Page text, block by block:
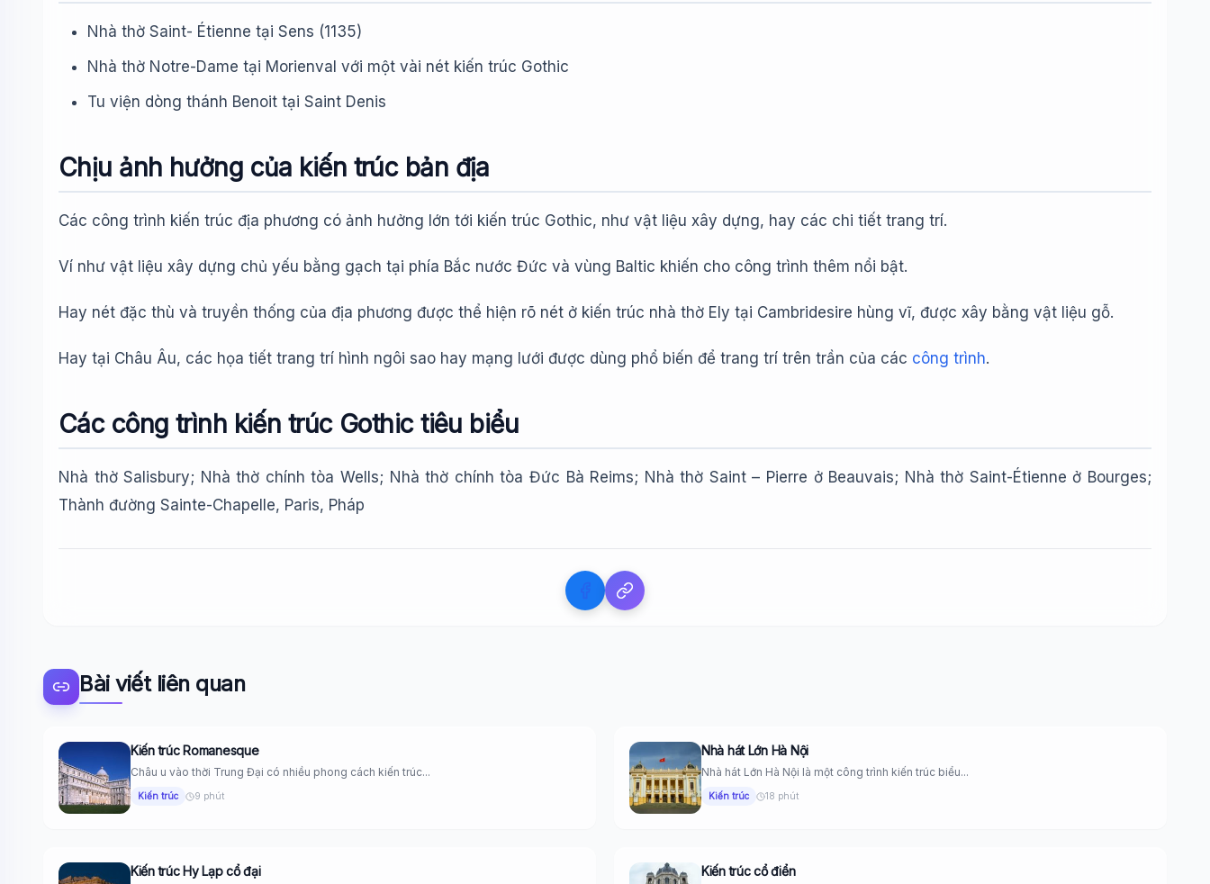
Nhà thờ Saint- Étienne tại Sens (1135)
Nhà thờ Notre-Dame tại Morienval với một vài nét kiến trúc Gothic
Tu viện dòng thánh Benoit tại Saint Denis
Chịu ảnh hưởng của kiến trúc bản địa
Các công trình kiến trúc địa phương có ảnh hưởng lớn tới kiến trúc Gothic, như vật liệu xây dựng, hay các chi tiết trang trí.
Ví như vật liệu xây dựng chủ yếu bằng gạch tại phía Bắc nước Đức và vùng Baltic khiến cho công trình thêm nổi bật.
Hay nét đặc thù và truyền thống của địa phương được thể hiện rõ nét ở kiến trúc nhà thờ Ely tại Cambridesire hùng vĩ, được xây bằng vật liệu gỗ.
Hay tại Châu Âu, các họa tiết trang trí hình ngôi sao hay mạng lưới được dùng phổ biến để trang trí trên trần của các công trình.
Các công trình kiến trúc Gothic tiêu biểu
Nhà thờ Salisbury; Nhà thờ chính tòa Wells; Nhà thờ chính tòa Đức Bà Reims; Nhà thờ Saint – Pierre ở Beauvais; Nhà thờ Saint-Étienne ở Bourges;
Thành đường Sainte-Chapelle, Paris, Pháp
Bài viết liên quan
Kiến trúc Romanesque
Châu u vào thời Trung Đại có nhiều phong cách kiến trúc...
Kiến trúc 9 phút
Nhà hát Lớn Hà Nội
Nhà hát Lớn Hà Nội là một công trình kiến trúc biểu...
Kiến trúc 18 phút
Kiến trúc Hy Lạp cổ đại Kiến trúc cổ điển